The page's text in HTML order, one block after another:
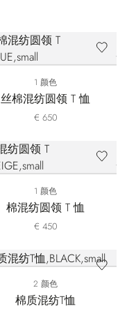
1 颜色
丝棉混纺圆领 T 恤
€ 650
1 颜色
棉混纺圆领 T 恤
€ 450
2 颜色
棉质混纺T恤